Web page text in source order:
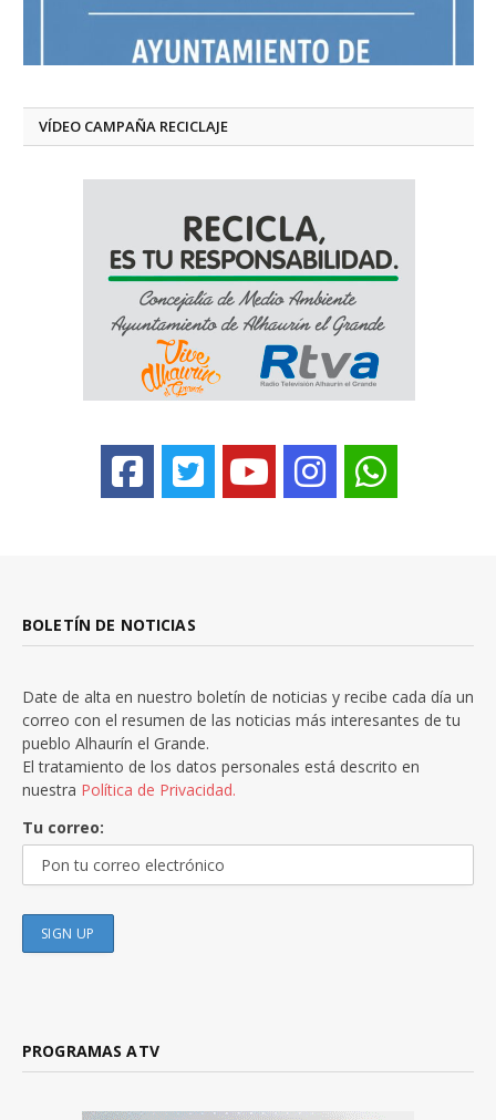
VÍDEO CAMPAÑA RECICLAJE
BOLETÍN DE NOTICIAS
Date de alta en nuestro boletín de noticias y recibe cada día un
correo con el resumen de las noticias más interesantes de tu
pueblo Alhaurín el Grande.
El tratamiento de los datos personales está descrito en
nuestra Política de Privacidad.
Tu correo:
PROGRAMAS ATV